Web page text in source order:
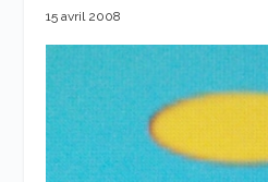
15 avril 2008